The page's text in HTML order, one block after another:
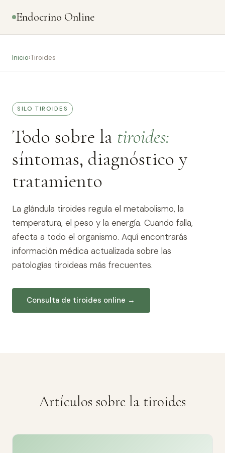
Endocrino Online
Inicio›Tiroides
SILO TIROIDES
Todo sobre la tiroides:
síntomas, diagnóstico y
tratamiento
La glándula tiroides regula el metabolismo, la
temperatura, el peso y la energía. Cuando falla,
afecta a todo el organismo. Aquí encontrarás
información médica actualizada sobre las
patologías tiroideas más frecuentes.
Consulta de tiroides online →
Artículos sobre la tiroides